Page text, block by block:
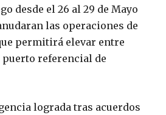
desde el 26 al 29 de Mayo
las operaciones de
permitirá elevar entre
puerto referencial de
lograda tras acuerdos